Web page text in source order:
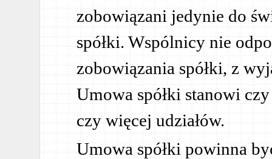
zobowiązani jedynie do
spółki. Wspólnicy nie
zobowiązania spółki, z
Umowa spółki stanowi
czy więcej udziałów.
Umowa spółki powinna